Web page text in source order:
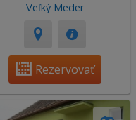
Veľký Meder
Rezervovať